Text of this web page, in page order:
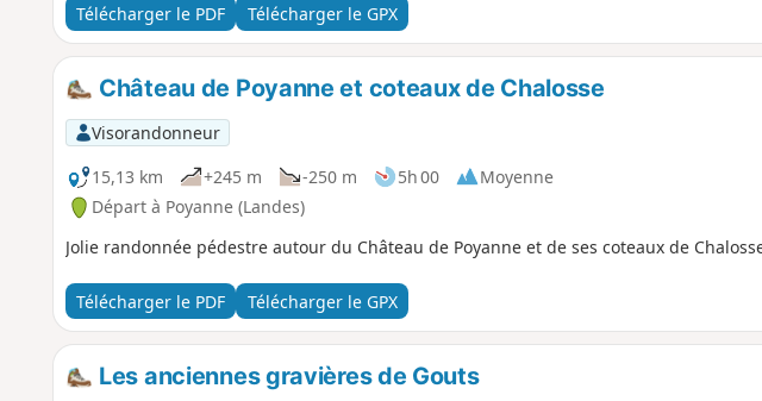
Télécharger le PDF Télécharger le GPX
Château de Poyanne et coteaux de Chalosse
Visorandonneur
15,13 km
+245 m -250 m 5h 00
Moyenne
Départ à Poyanne (Landes)
Jolie randonnée pédestre autour du Château de Poyanne et de ses coteaux de
Télécharger le PDF Télécharger le GPX
Les anciennes gravières de Gouts